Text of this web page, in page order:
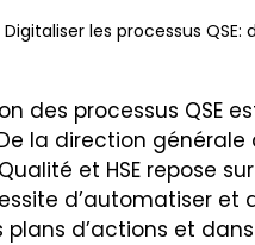
Digitaliser les processus
des processus QSE
la direction
et HSE repose
d’automatiser
plans d’actions et